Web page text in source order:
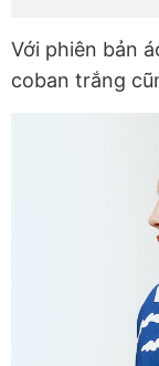
Với phiên bản
coban trắng